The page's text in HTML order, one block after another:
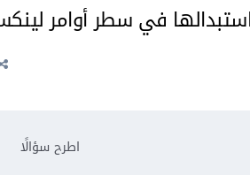
في سطر أوامر
اطرح سؤالًا